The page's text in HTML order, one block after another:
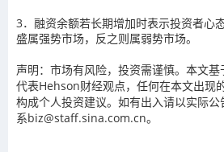
3．融资余额若长期增加时表示投资者心
盛属强势市场，反之则属弱势市场。
声明：市场有风险，投资需谨慎。本文
代表Hehson财经观点，任何在本文出现
构成个人投资建议。如有出入请以实际
系biz@staff.sina.com.cn。